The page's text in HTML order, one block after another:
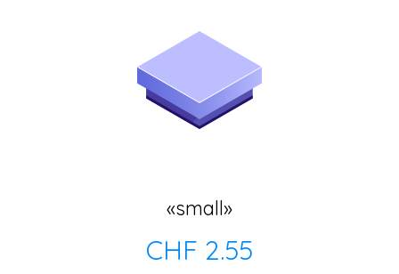
«small»
CHF 2.55